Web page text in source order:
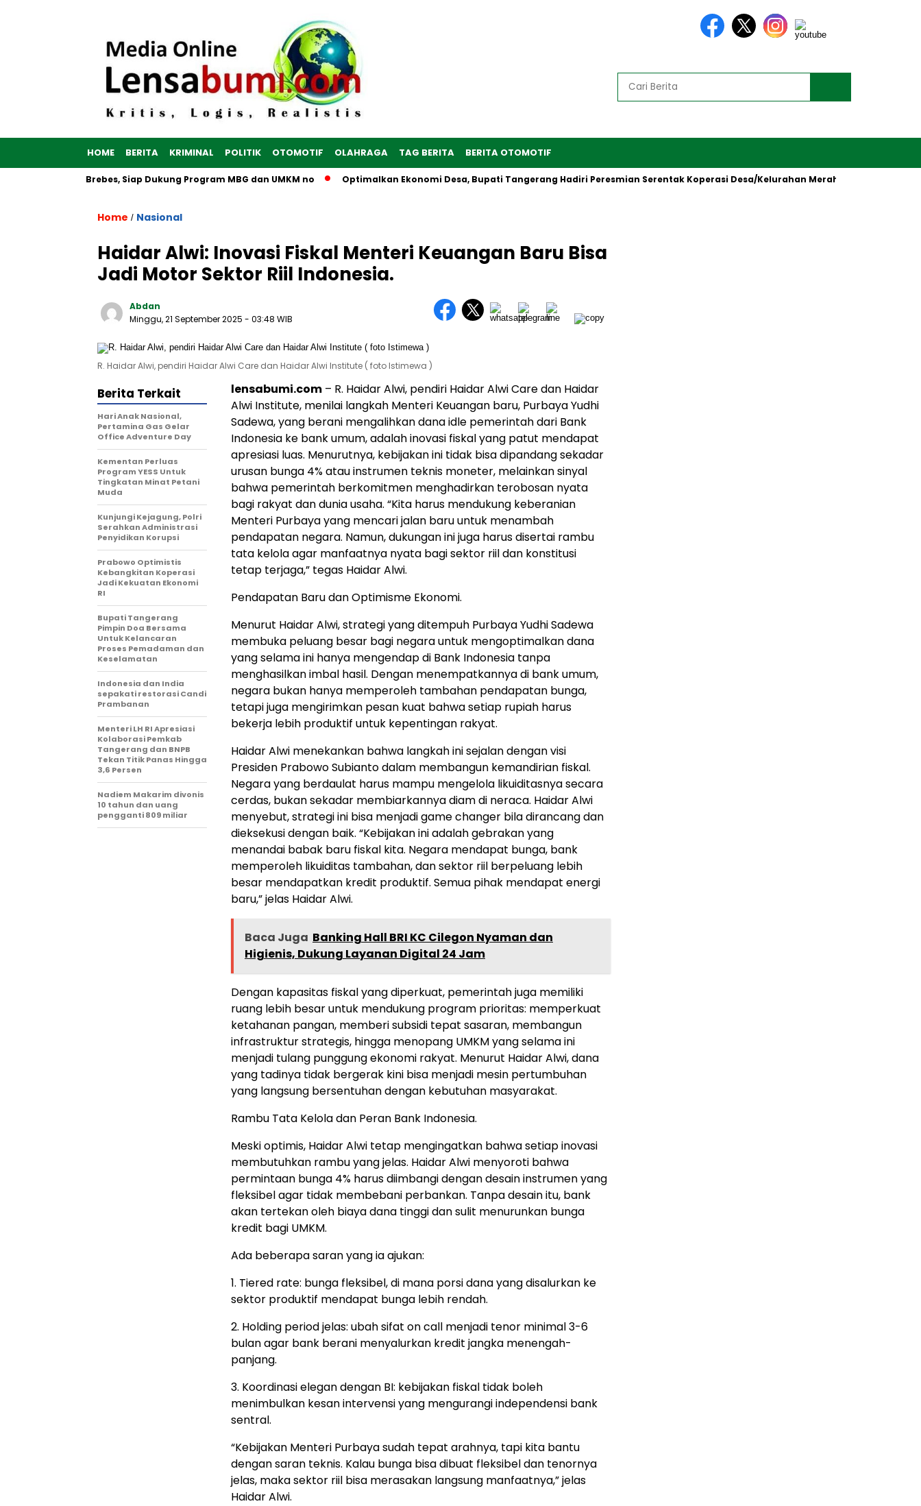
HOME BERITA KRIMINAL POLITIK OTOMOTIF OLAHRAGA TAG BERITA BERITA OTOMOTIF
di Brebes, Siap Dukung Program MBG dan UMKM no Optimalkan Ekonomi Desa, Bupati Tangerang Hadiri Peresmian Serentak Koperasi Desa/Kelurahan Merah Putih oleh Presiden RI
Home / Nasional
Haidar Alwi: Inovasi Fiskal Menteri Keuangan Baru Bisa
Jadi Motor Sektor Riil Indonesia.
Abdan
Minggu, 21 September 2025 - 03:48 WIB
R. Haidar Alwi, pendiri Haidar Alwi Care dan Haidar Alwi Institute ( foto Istimewa )
lensabumi.com – R. Haidar Alwi, pendiri Haidar Alwi Care dan Haidar
Alwi Institute, menilai langkah Menteri Keuangan baru, Purbaya Yudhi
Sadewa, yang berani mengalihkan dana idle pemerintah dari Bank
Indonesia ke bank umum, adalah inovasi fiskal yang patut mendapat
apresiasi luas. Menurutnya, kebijakan ini tidak bisa dipandang sekadar
urusan bunga 4% atau instrumen teknis moneter, melainkan sinyal
bahwa pemerintah berkomitmen menghadirkan terobosan nyata
bagi rakyat dan dunia usaha. “Kita harus mendukung keberanian
Menteri Purbaya yang mencari jalan baru untuk menambah
pendapatan negara. Namun, dukungan ini juga harus disertai rambu
tata kelola agar manfaatnya nyata bagi sektor riil dan konstitusi
tetap terjaga,” tegas Haidar Alwi.
Pendapatan Baru dan Optimisme Ekonomi.
Menurut Haidar Alwi, strategi yang ditempuh Purbaya Yudhi Sadewa
membuka peluang besar bagi negara untuk mengoptimalkan dana
yang selama ini hanya mengendap di Bank Indonesia tanpa
menghasilkan imbal hasil. Dengan menempatkannya di bank umum,
negara bukan hanya memperoleh tambahan pendapatan bunga,
tetapi juga mengirimkan pesan kuat bahwa setiap rupiah harus
bekerja lebih produktif untuk kepentingan rakyat.
Haidar Alwi menekankan bahwa langkah ini sejalan dengan visi
Presiden Prabowo Subianto dalam membangun kemandirian fiskal.
Negara yang berdaulat harus mampu mengelola likuiditasnya secara
cerdas, bukan sekadar membiarkannya diam di neraca. Haidar Alwi
menyebut, strategi ini bisa menjadi game changer bila dirancang dan
dieksekusi dengan baik. “Kebijakan ini adalah gebrakan yang
menandai babak baru fiskal kita. Negara mendapat bunga, bank
memperoleh likuiditas tambahan, dan sektor riil berpeluang lebih
besar mendapatkan kredit produktif. Semua pihak mendapat energi
baru,” jelas Haidar Alwi.
Baca Juga Banking Hall BRI KC Cilegon Nyaman dan
Higienis, Dukung Layanan Digital 24 Jam
Dengan kapasitas fiskal yang diperkuat, pemerintah juga memiliki
ruang lebih besar untuk mendukung program prioritas: memperkuat
ketahanan pangan, memberi subsidi tepat sasaran, membangun
infrastruktur strategis, hingga menopang UMKM yang selama ini
menjadi tulang punggung ekonomi rakyat. Menurut Haidar Alwi, dana
yang tadinya tidak bergerak kini bisa menjadi mesin pertumbuhan
yang langsung bersentuhan dengan kebutuhan masyarakat.
Rambu Tata Kelola dan Peran Bank Indonesia.
Meski optimis, Haidar Alwi tetap mengingatkan bahwa setiap inovasi
membutuhkan rambu yang jelas. Haidar Alwi menyoroti bahwa
permintaan bunga 4% harus diimbangi dengan desain instrumen yang
fleksibel agar tidak membebani perbankan. Tanpa desain itu, bank
akan tertekan oleh biaya dana tinggi dan sulit menurunkan bunga
kredit bagi UMKM.
Ada beberapa saran yang ia ajukan:
1. Tiered rate: bunga fleksibel, di mana porsi dana yang disalurkan ke
sektor produktif mendapat bunga lebih rendah.
2. Holding period jelas: ubah sifat on call menjadi tenor minimal 3-6
bulan agar bank berani menyalurkan kredit jangka menengah-
panjang.
3. Koordinasi elegan dengan BI: kebijakan fiskal tidak boleh
menimbulkan kesan intervensi yang mengurangi independensi bank
sentral.
“Kebijakan Menteri Purbaya sudah tepat arahnya, tapi kita bantu
dengan saran teknis. Kalau bunga bisa dibuat fleksibel dan tenornya
jelas, maka sektor riil bisa merasakan langsung manfaatnya,” jelas
Haidar Alwi.
Berita Terkait
Hari Anak Nasional,
Pertamina Gas Gelar
Office Adventure Day
Kementan Perluas
Program YESS Untuk
Tingkatan Minat Petani
Muda
Kunjungi Kejagung, Polri
Serahkan Administrasi
Penyidikan Korupsi
Prabowo Optimistis
Kebangkitan Koperasi
Jadi Kekuatan Ekonomi
RI
Bupati Tangerang
Pimpin Doa Bersama
Untuk Kelancaran
Proses Pemadaman dan
Keselamatan
Indonesia dan India
sepakati restorasi Candi
Prambanan
Menteri LH RI Apresiasi
Kolaborasi Pemkab
Tangerang dan BNPB
Tekan Titik Panas Hingga
3,6 Persen
Nadiem Makarim divonis
10 tahun dan uang
pengganti 809 miliar